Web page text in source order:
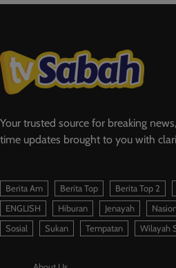
Your trusted source for breaking
time updates brought to you with
Berita Am Berita Top Berita Top 2
ENGLISH
Hiburan Jenayah
Sosial
Sukan Tempatan Wilayah